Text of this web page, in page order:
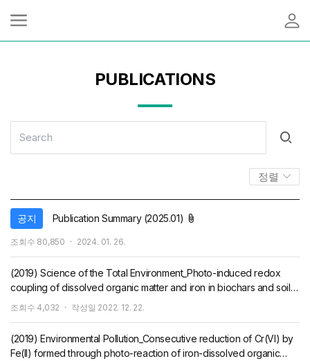
PUBLICATIONS
정렬
공지 Publication Summary (2025.01)
조회수 80,850
작
2024. 01. 26.
(2019) Science of the Total Environment_Photo-induced redox
coupling of dissolved organic matter and iron in biochars and soil
system: Enhanced mobility of arsenic
조회수 4,032 작성일 2022. 12. 22.
(2019) Environmental Pollution_Consecutive reduction of Cr(VI) by
Fe(II) formed through photo-reaction of iron-dissolved organic